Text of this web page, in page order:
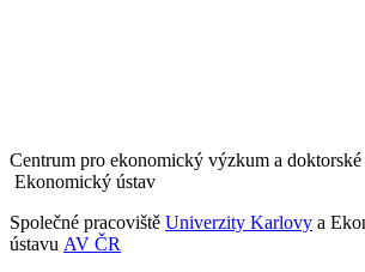
Centrum pro ekonomický výzkum a
Ekonomický ústav
Společné pracoviště Univerzity Karlovy a
ústavu AV ČR